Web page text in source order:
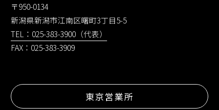
〒950-0134
新潟県新潟市江南区曙町3丁目5-5
TEL：025-383-3900（代表）
FAX：025-383-3909
東京営業所